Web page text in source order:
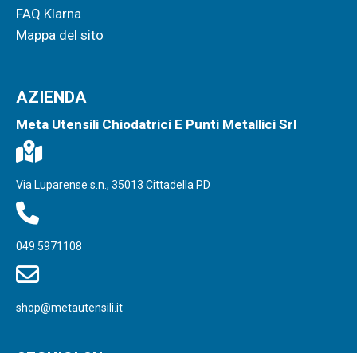
FAQ Klarna
Mappa del sito
AZIENDA
Meta Utensili Chiodatrici E Punti Metallici Srl
Via Luparense s.n., 35013 Cittadella PD
049 5971108
shop@metautensili.it